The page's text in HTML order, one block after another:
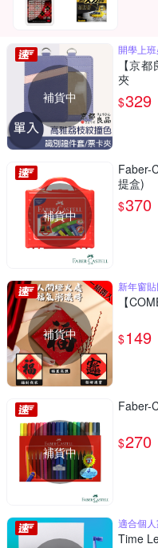
補貨中
開學上
【京
夾
$329
補貨中
Faber-
提盒)
$370
補貨中
新年窗
【
$149
補貨中
Faber-
$270
適合個
Time